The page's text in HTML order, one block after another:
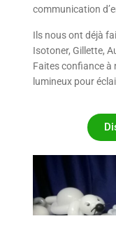
communication
Ils nous ont déjà
Isotoner, Gillette,
Faites confiance à
lumineux pour